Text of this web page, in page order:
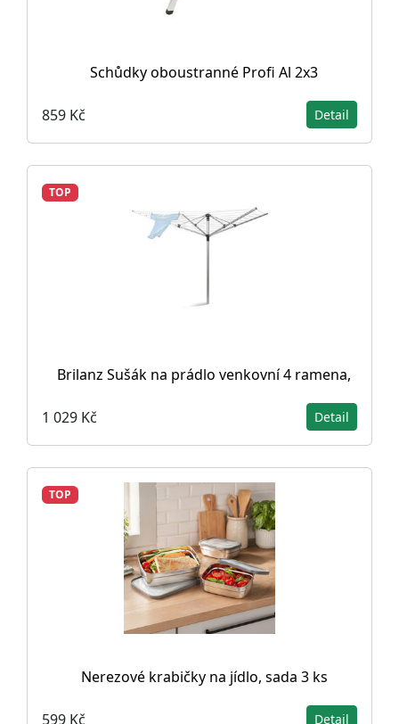
Schůdky oboustranné Profi Al 2x3
859 Kč Detail
TOP
Brilanz Sušák na prádlo venkovní 4 ramena,
1 029 Kč Detail
TOP
Nerezové krabičky na jídlo, sada 3 ks
599 Kč Detail